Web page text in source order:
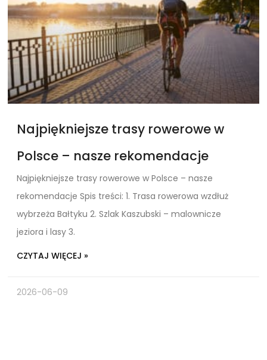
Najpiękniejsze trasy rowerowe w
Polsce – nasze rekomendacje
Najpiękniejsze trasy rowerowe w Polsce – nasze
rekomendacje Spis treści: 1. Trasa rowerowa wzdłuż
wybrzeża Bałtyku 2. Szlak Kaszubski – malownicze
jeziora i lasy 3.
CZYTAJ WIĘCEJ »
2026-06-09